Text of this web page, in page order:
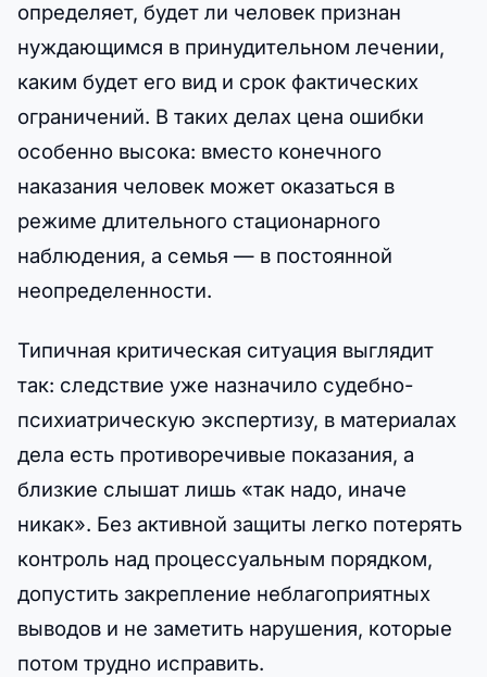
определяет, будет ли человек признан
нуждающимся в принудительном лечении,
каким будет его вид и срок фактических
ограничений. В таких делах цена ошибки
особенно высока: вместо конечного
наказания человек может оказаться в
режиме длительного стационарного
наблюдения, а семья — в постоянной
неопределенности.
Типичная критическая ситуация выглядит
так: следствие уже назначило судебно-
психиатрическую экспертизу, в материалах
дела есть противоречивые показания, а
близкие слышат лишь «так надо, иначе
никак». Без активной защиты легко потерять
контроль над процессуальным порядком,
допустить закрепление неблагоприятных
выводов и не заметить нарушения, которые
потом трудно исправить.